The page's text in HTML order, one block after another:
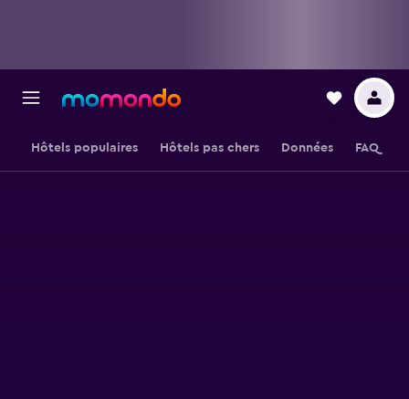
Hôtels populaires Hôtels pas chers Données FAQ